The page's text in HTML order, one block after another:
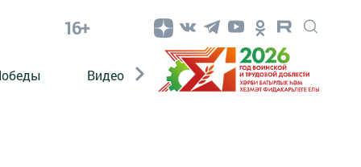
16+
Видео Конкурсы ЭтноДети